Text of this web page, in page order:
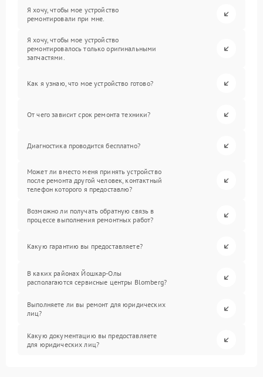
Я хочу, чтобы мое устройство
ремонтировали при мне.
Я хочу, чтобы мое устройство
ремонтировалось только оригинальными
запчастями.
Как я узнаю, что мое устройство готово?
От чего зависит срок ремонта техники?
Диагностика проводится бесплатно?
Может ли вместо меня принять устройство
после ремонта другой человек, контактный
телефон которого я предоставлю?
Возможно ли получать обратную связь в
процессе выполнения ремонтных работ?
Какую гарантию вы предоставляете?
В каких районах Йошкар-Олы
располагаются сервисные центры Blomberg?
Выполняете ли вы ремонт для юридических
лиц?
Какую документацию вы предоставляете
для юридических лиц?